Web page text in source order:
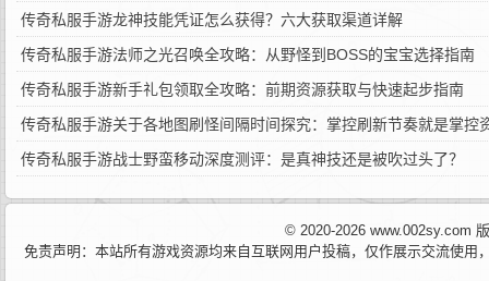
传奇私服手游龙神技能凭证怎么获得？六大获取渠道详解
传奇私服手游法师之光召唤全攻略：从野怪到BOSS的宝宝选择指南
传奇私服手游新手礼包领取全攻略：前期资源获取与快速起步指南
传奇私服手游关于各地图刷怪间隔时间探究：掌控刷新节奏就是掌控
传奇私服手游战士野蛮移动深度测评：是真神技还是被吹过头了？
© 2020-2026 www.002sy.com
免责声明：本站所有游戏资源均来自互联网用户投稿，仅作展示交流使